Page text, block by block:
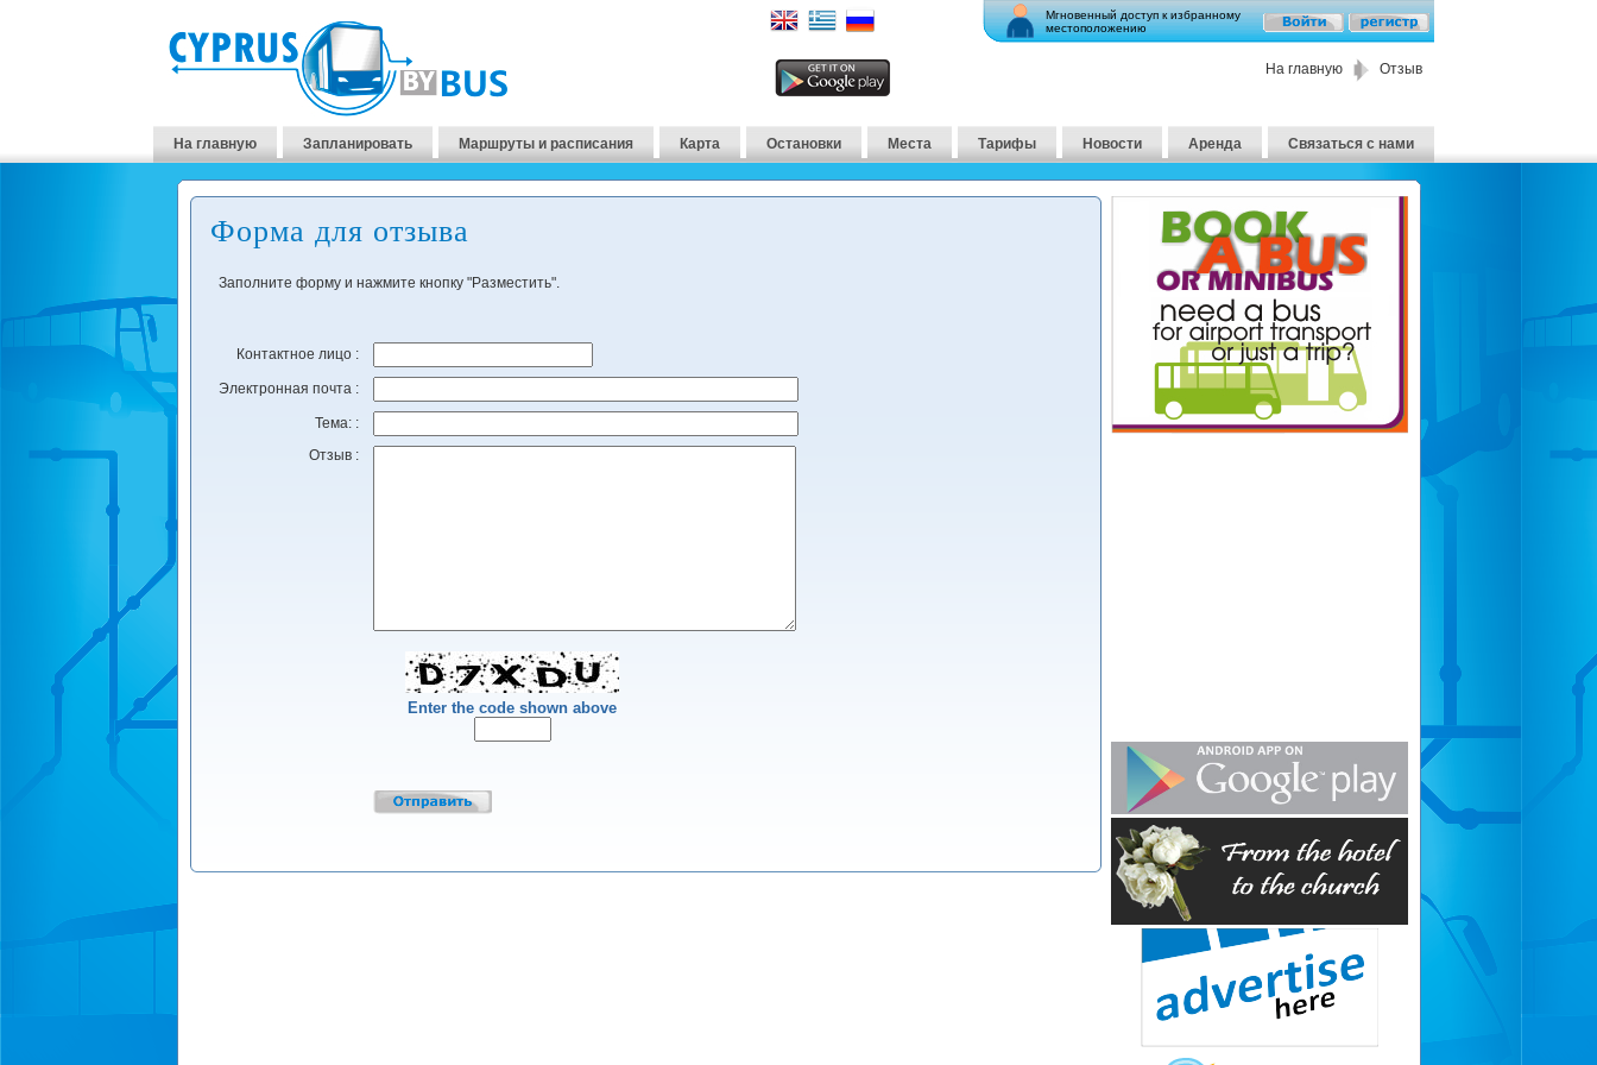
Мгновенный доступ к избранному
местоположению
На главную Отзыв
На главную Запланировать Маршруты и расписания Карта Остановки Места Тарифы Новости Аренда Связаться с нами
Форма для отзыва
Заполните форму и нажмите кнопку "Разместить".
Контактное лицо :
Электронная почта :
Тема: :
Отзыв :
Enter the code shown above